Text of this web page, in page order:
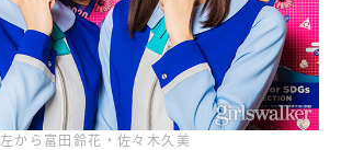
左から富田鈴花・佐々木久美